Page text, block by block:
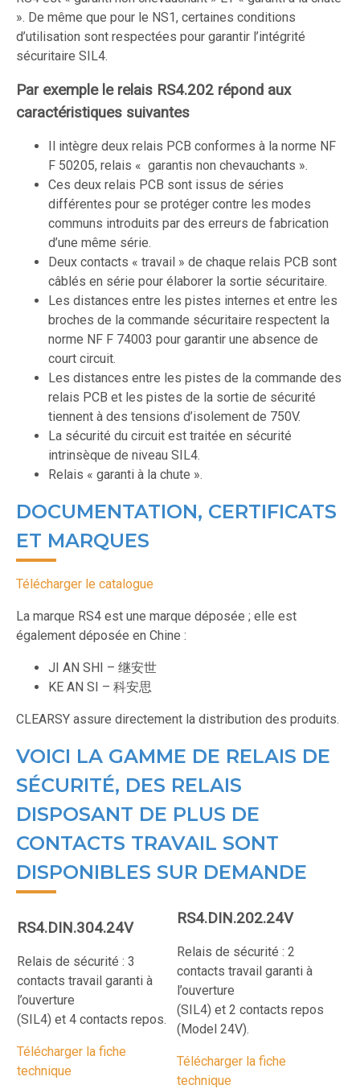
». De même que pour le NS1, certaines conditions
d’utilisation sont respectées pour garantir l’intégrité
sécuritaire SIL4.
Par exemple le relais RS4.202 répond aux
caractéristiques suivantes
Il intègre deux relais PCB conformes à la norme NF
F 50205, relais « garantis non chevauchants ».
Ces deux relais PCB sont issus de séries
différentes pour se protéger contre les modes
communs introduits par des erreurs de fabrication
d’une même série.
Deux contacts « travail » de chaque relais PCB sont
câblés en série pour élaborer la sortie sécuritaire.
Les distances entre les pistes internes et entre les
broches de la commande sécuritaire respectent la
norme NF F 74003 pour garantir une absence de
court circuit.
Les distances entre les pistes de la commande des
relais PCB et les pistes de la sortie de sécurité
tiennent à des tensions d’isolement de 750V.
La sécurité du circuit est traitée en sécurité
intrinsèque de niveau SIL4.
Relais « garanti à la chute ».
DOCUMENTATION, CERTIFICATS
ET MARQUES
Télécharger le catalogue
La marque RS4 est une marque déposée ; elle est
également déposée en Chine :
JI AN SHI – 继安世
KE AN SI – 科安思
CLEARSY assure directement la distribution des produits.
VOICI LA GAMME DE RELAIS DE
SÉCURITÉ, DES RELAIS
DISPOSANT DE PLUS DE
CONTACTS TRAVAIL SONT
DISPONIBLES SUR DEMANDE
RS4.DIN.304.24V
Relais de sécurité : 3
contacts travail garanti à
l’ouverture
(SIL4) et 4 contacts repos.
Télécharger la fiche
technique
RS4.DIN.202.24V
Relais de sécurité : 2
contacts travail garanti à
l’ouverture
(SIL4) et 2 contacts repos
(Model 24V).
Télécharger la fiche
technique